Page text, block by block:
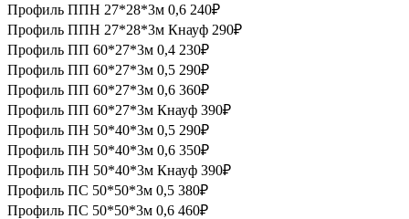
Профиль ППН 27*28*3м 0,6 240₽
Профиль ППН 27*28*3м Кнауф 290₽
Профиль ПП 60*27*3м 0,4 230₽
Профиль ПП 60*27*3м 0,5 290₽
Профиль ПП 60*27*3м 0,6 360₽
Профиль ПП 60*27*3м Кнауф 390₽
Профиль ПН 50*40*3м 0,5 290₽
Профиль ПН 50*40*3м 0,6 350₽
Профиль ПН 50*40*3м Кнауф 390₽
Профиль ПС 50*50*3м 0,5 380₽
Профиль ПС 50*50*3м 0,6 460₽